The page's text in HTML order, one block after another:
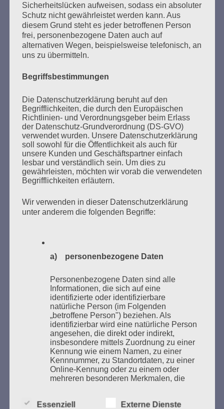
MARATHONLESUNG AUS DEN
VERBRANNTEN BÜCHERN
Donnerstag, 21. Mai 2026, 11 – 18 Uhr
Zum 26. Mal gibt es eine Marathonlesung anlässlich
des Gedenkens an die Verbrennung von Büchern am
Kaifu-Ufer – genau an dem Ort, wo im Mai 1933 NS-
Studentenorganisationen und Burschenschaftler
Bücher verbrannten.
Weitere Informationen:lesezeichen-setzen.de
GEDENKEN UND ERINNERN BEGINNT IN
UNSERER NACHBARSCHAFT
Zum 13. Monat des Gedenkens in Hamburg-
Sicherheitslücken aufweisen, sodass ein absoluter
Schutz nicht gewährleistet werden kann. Aus
diesem Grund steht es jeder betroffenen Person
frei, personenbezogene Daten auch auf
alternativen Wegen, beispielsweise telefonisch, an
uns zu übermitteln.
Begriffsbestimmungen
Die Datenschutzerklärung beruht auf den
Begrifflichkeiten, die durch den Europäischen
Richtlinien- und Verordnungsgeber beim Erlass
der Datenschutz-Grundverordnung (DS-GVO)
verwendet wurden. Unsere Datenschutzerklärung
soll sowohl für die Öffentlichkeit als auch für
unsere Kunden und Geschäftspartner einfach
lesbar und verständlich sein. Um dies zu
gewährleisten, möchten wir vorab die verwendeten
Begrifflichkeiten erläutern.
Wir verwenden in dieser Datenschutzerklärung
unter anderem die folgenden Begriffe:
a) personenbezogene Daten
Personenbezogene Daten sind alle
Informationen, die sich auf eine
identifizierte oder identifizierbare
natürliche Person (im Folgenden
„betroffene Person") beziehen. Als
identifizierbar wird eine natürliche Person
angesehen, die direkt oder indirekt,
insbesondere mittels Zuordnung zu einer
Kennung wie einem Namen, zu einer
Kennnummer, zu Standortdaten, zu einer
Online-Kennung oder zu einem oder
mehreren besonderen Merkmalen, die
psychischen, wirtschaftlichen, kulturellen
Essenziell Externe Dienste